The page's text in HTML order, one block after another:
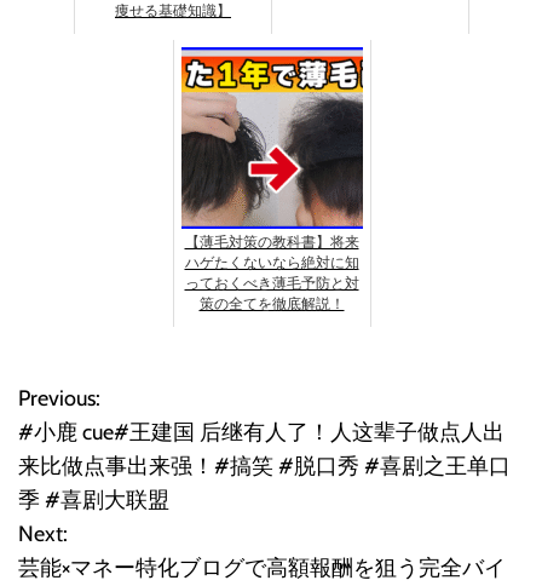
痩せる基礎知識】
【薄毛対策の教科書】将来
ハゲたくないなら絶対に知
っておくべき薄毛予防と対
策の全てを徹底解説！
投
稿
ナ
ビ
Previous:
#小鹿 cue#王建国 后继有人了！人这辈子做点人出
来比做点事出来强！#搞笑 #脱口秀 #喜剧之王单口
季 #喜剧大联盟
Next:
芸能×マネー特化ブログで高額報酬を狙う完全バイ